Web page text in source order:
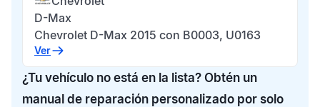
D-Max
Chevrolet D-Max 2015 con B0003, U0163
Ver
¿Tu vehículo no está en la lista? Obtén un
manual de reparación personalizado por solo